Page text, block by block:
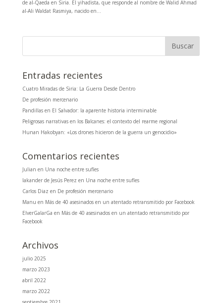
de al-Qaeda en Siria. El yihadista, que responde al nombre de Walid Ahmad
al-Ali Waldat Rasmiya, nacido en...
Entradas recientes
Cuatro Miradas de Siria: La Guerra Desde Dentro
De profesión mercenario
Pandillas en El Salvador: la aparente historia interminable
Peligrosas narrativas en los Balcanes: el contexto del rearme regional
Hunan Hakobyan: «Los drones hicieron de la guerra un genocidio»
Comentarios recientes
Julian en Una noche entre sufíes
Iakander de Jesús Perez en Una noche entre sufíes
Carlos Diaz en De profesión mercenario
Manu en Más de 40 asesinados en un atentado retransmitido por Facebook
ElverGalarGa en Más de 40 asesinados en un atentado retransmitido por
Facebook
Archivos
julio 2025
marzo 2023
abril 2022
marzo 2022